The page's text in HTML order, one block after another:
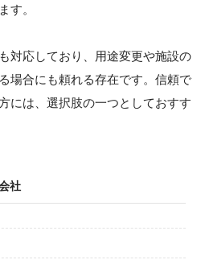
す。
対応しており、用途変更や施設の
場合にも頼れる存在です。信頼で
には、選択肢の一つとしておすす
社